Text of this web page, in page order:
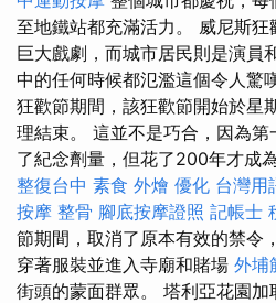
至地鐵站都充滿活力。 威尼斯
巨大戲劇，而城市居民則是演員
中的任何時候都氾濫這個令人驚
狂歡節期間，該狂歡節開始於星
理結束。 這並不是巧合，因為第
了紀念劑量，但花了200年才成
整復台中 素食 外燴 優化 台灣用
按摩 整骨 腳底按摩證照 記帳士
節期間，取消了原本有效的禁令
穿著服裝並進入寺廟和賭場 外埔
街頭的蒙面群眾。 塔利亞花園加